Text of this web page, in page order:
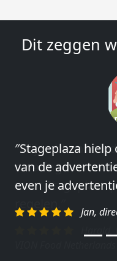
Dit zeggen
″Wij hebben in
ervaringen met
weet Stageplaza
regelen.″